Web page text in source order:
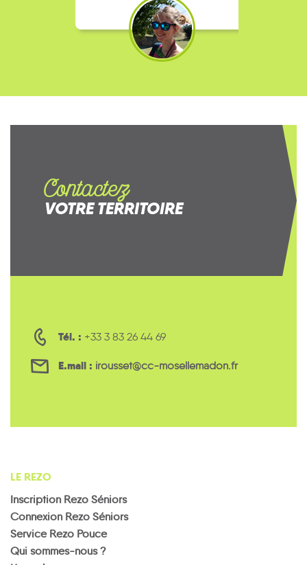
Contactez
VOTRE TERRITOIRE
Tél. : +33 3 83 26 44 69
E.mail : irousset@cc-mosellemadon.fr
LE REZO
Inscription Rezo Séniors
Connexion Rezo Séniors
Service Rezo Pouce
Qui sommes-nous ?